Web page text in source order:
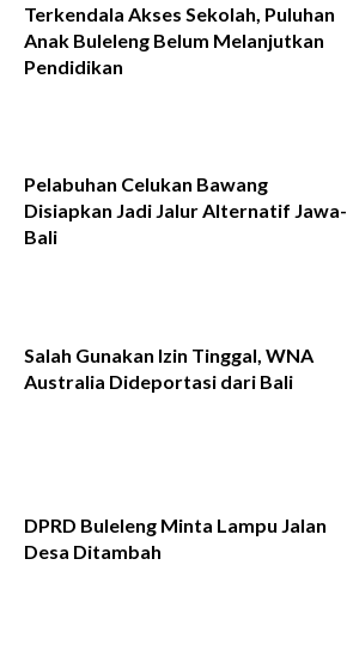
Terkendala Akses Sekolah, Puluhan
Anak Buleleng Belum Melanjutkan
Pendidikan
Pelabuhan Celukan Bawang
Disiapkan Jadi Jalur Alternatif Jawa-
Bali
Salah Gunakan Izin Tinggal, WNA
Australia Dideportasi dari Bali
DPRD Buleleng Minta Lampu Jalan
Desa Ditambah